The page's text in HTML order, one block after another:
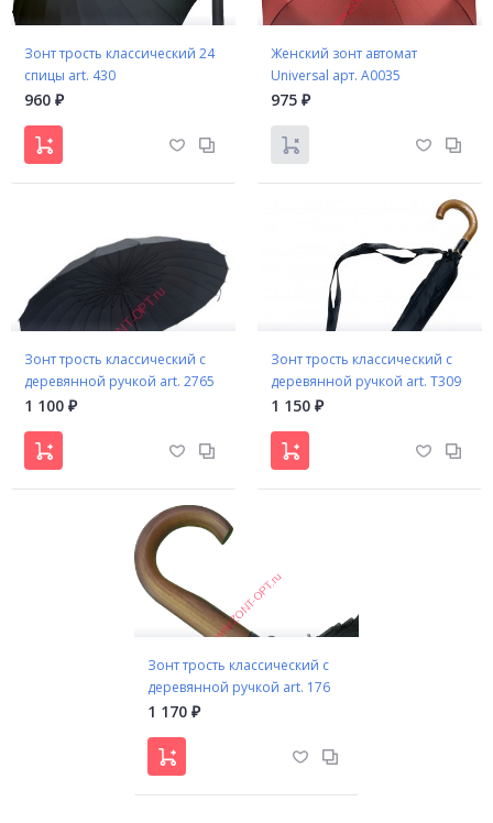
Зонт трость классический 24
спицы art. 430
960 ₽
Женский зонт автомат
Universal арт. A0035
семейный купол
975 ₽
Зонт трость классический с
деревянной ручкой art. 2765
1 100 ₽
Зонт трость классический с
деревянной ручкой art. Т309
1 150 ₽
Зонт трость классический с
деревянной ручкой art. 176
1 170 ₽